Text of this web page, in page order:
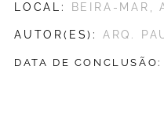
LOCAL: BEIRA-MAR,
AUTOR(ES): ARQ.
DATA DE CONCLUSÃO: